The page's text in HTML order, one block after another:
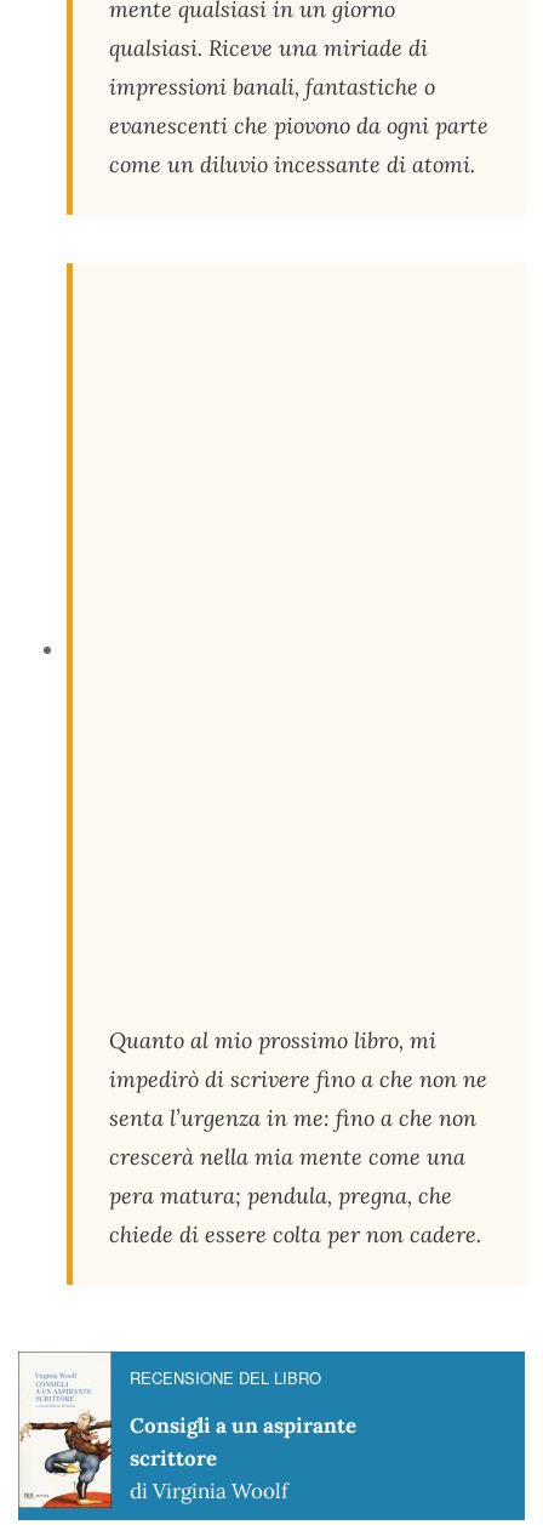
mente qualsiasi in un giorno
qualsiasi. Riceve una miriade di
impressioni banali, fantastiche o
evanescenti che piovono da ogni parte
come un diluvio incessante di atomi.
Quanto al mio prossimo libro, mi
impedirò di scrivere fino a che non ne
senta l’urgenza in me: fino a che non
crescerà nella mia mente come una
pera matura; pendula, pregna, che
chiede di essere colta per non cadere.
RECENSIONE DEL LIBRO
Consigli a un aspirante
scrittore
di Virginia Woolf